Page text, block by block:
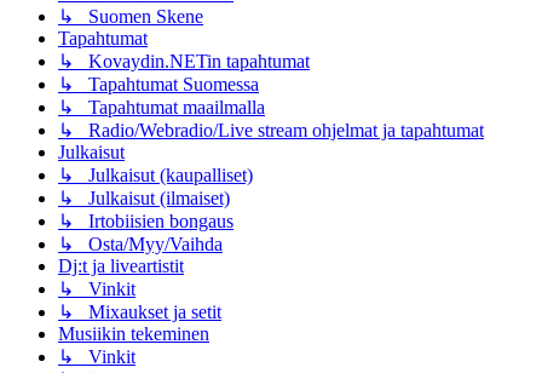
↳ Suomen Skene
Tapahtumat
↳ Kovaydin.NETin tapahtumat
↳ Tapahtumat Suomessa
↳ Tapahtumat maailmalla
↳ Radio/Webradio/Live stream ohjelmat ja tapahtumat
Julkaisut
↳ Julkaisut (kaupalliset)
↳ Julkaisut (ilmaiset)
↳ Irtobiisien bongaus
↳ Osta/Myy/Vaihda
Dj:t ja liveartistit
↳ Vinkit
↳ Mixaukset ja setit
Musiikin tekeminen
↳ Vinkit